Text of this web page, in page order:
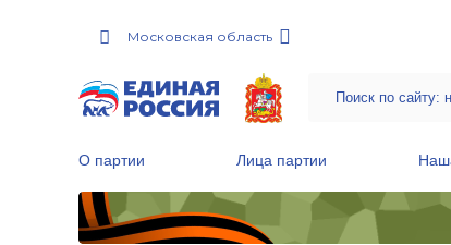
Московская область
О партии Лица партии